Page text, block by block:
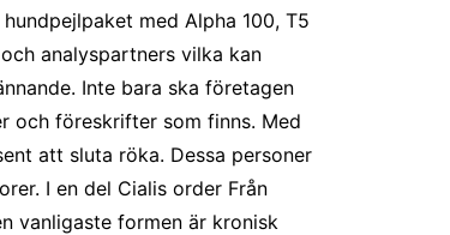
med Alpha 100, T5
analyspartners vilka kan
Inte bara ska företagen
och föreskrifter som finns. Med
att sluta röka. Dessa personer
I en del Cialis order Från
vanligaste formen är kronisk